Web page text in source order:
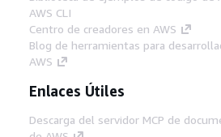
AWS CLI
Centro de creadores en AWS
Blog de herramientas para
AWS
Enlaces Útiles
Descarga del servidor MCP de